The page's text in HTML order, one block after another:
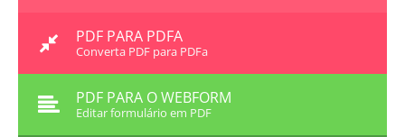
PDF PARA PDFA
Converta PDF para PDFa
PDF PARA O WEBFORM
Editar formulário em PDF